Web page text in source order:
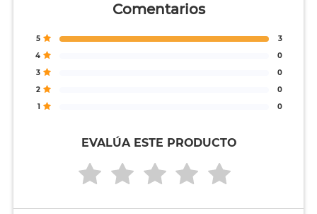
Comentarios
5
3
4
0
3
0
2
0
1
0
EVALÚA ESTE PRODUCTO